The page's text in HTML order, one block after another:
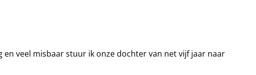
veel misbaar stuur ik onze dochter van net vijf jaar naar